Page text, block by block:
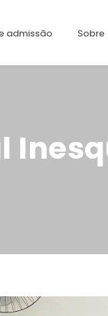
admissão Sobre